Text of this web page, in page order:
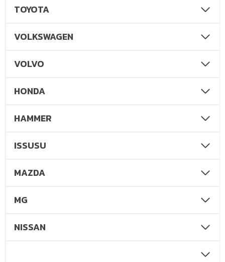
TOYOTA
VOLKSWAGEN
VOLVO
HONDA
HAMMER
ISSUSU
MAZDA
MG
NISSAN